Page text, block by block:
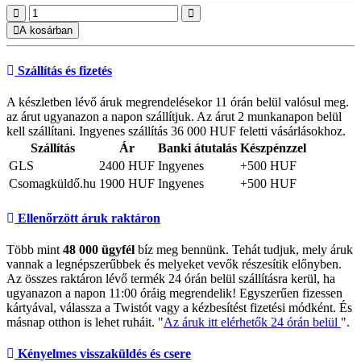
A kosárban
Szállítás és fizetés
A készletben lévő áruk megrendelésekor 11 órán belül valósul meg.
az árut ugyanazon a napon szállítjuk. Az árut 2 munkanapon belül
kell szállítani. Ingyenes szállítás 36 000 HUF feletti vásárlásokhoz.
Szállítás
Ár Banki átutalás Készpénzzel
GLS
2400 HUF Ingyenes
+500 HUF
Csomagküldő.hu 1900 HUF Ingyenes +500 HUF
Ellenőrzött áruk raktáron
Több mint 48 000 ügyfél bíz meg bennünk. Tehát tudjuk, mely áruk
vannak a legnépszerűbbek és melyeket vevők részesítik előnyben.
Az összes raktáron lévő termék 24 órán belül szállításra kerül, ha
ugyanazon a napon 11:00 óráig megrendelik! Egyszerűen fizessen
kártyával, válassza a Twistót vagy a kézbesítést fizetési módként. És
másnap otthon is lehet ruháit. "Az áruk itt elérhetők 24 órán belül ".
Kényelmes visszaküldés és csere